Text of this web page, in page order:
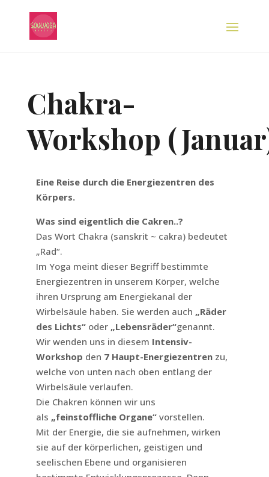
Chakra-
Workshop
Eine Reise durch die Energiezentren des
Körpers.
Was sind eigentlich die Cakren..?
Das Wort Chakra (sanskrit ~ cakra) bedeutet
„Rad“.
Im Yoga meint dieser Begriff bestimmte
Energiezentren in unserem Körper, welche
ihren Ursprung am Energiekanal der
Wirbelsäule haben. Sie werden auch „Räder
des Lichts“oder „Lebensräder“genannt.
Wir wenden uns in diesem Intensiv-
Workshop den 7 Haupt-Energiezentrenzu,
welche von unten nach oben entlang der
Wirbelsäule verlaufen.
Die Chakren können wir uns
als „feinstoffliche Organe“vorstellen.
Mit der Energie, die sie aufnehmen, wirken
sie auf der körperlichen, geistigen und
seelischen Ebene und organisieren